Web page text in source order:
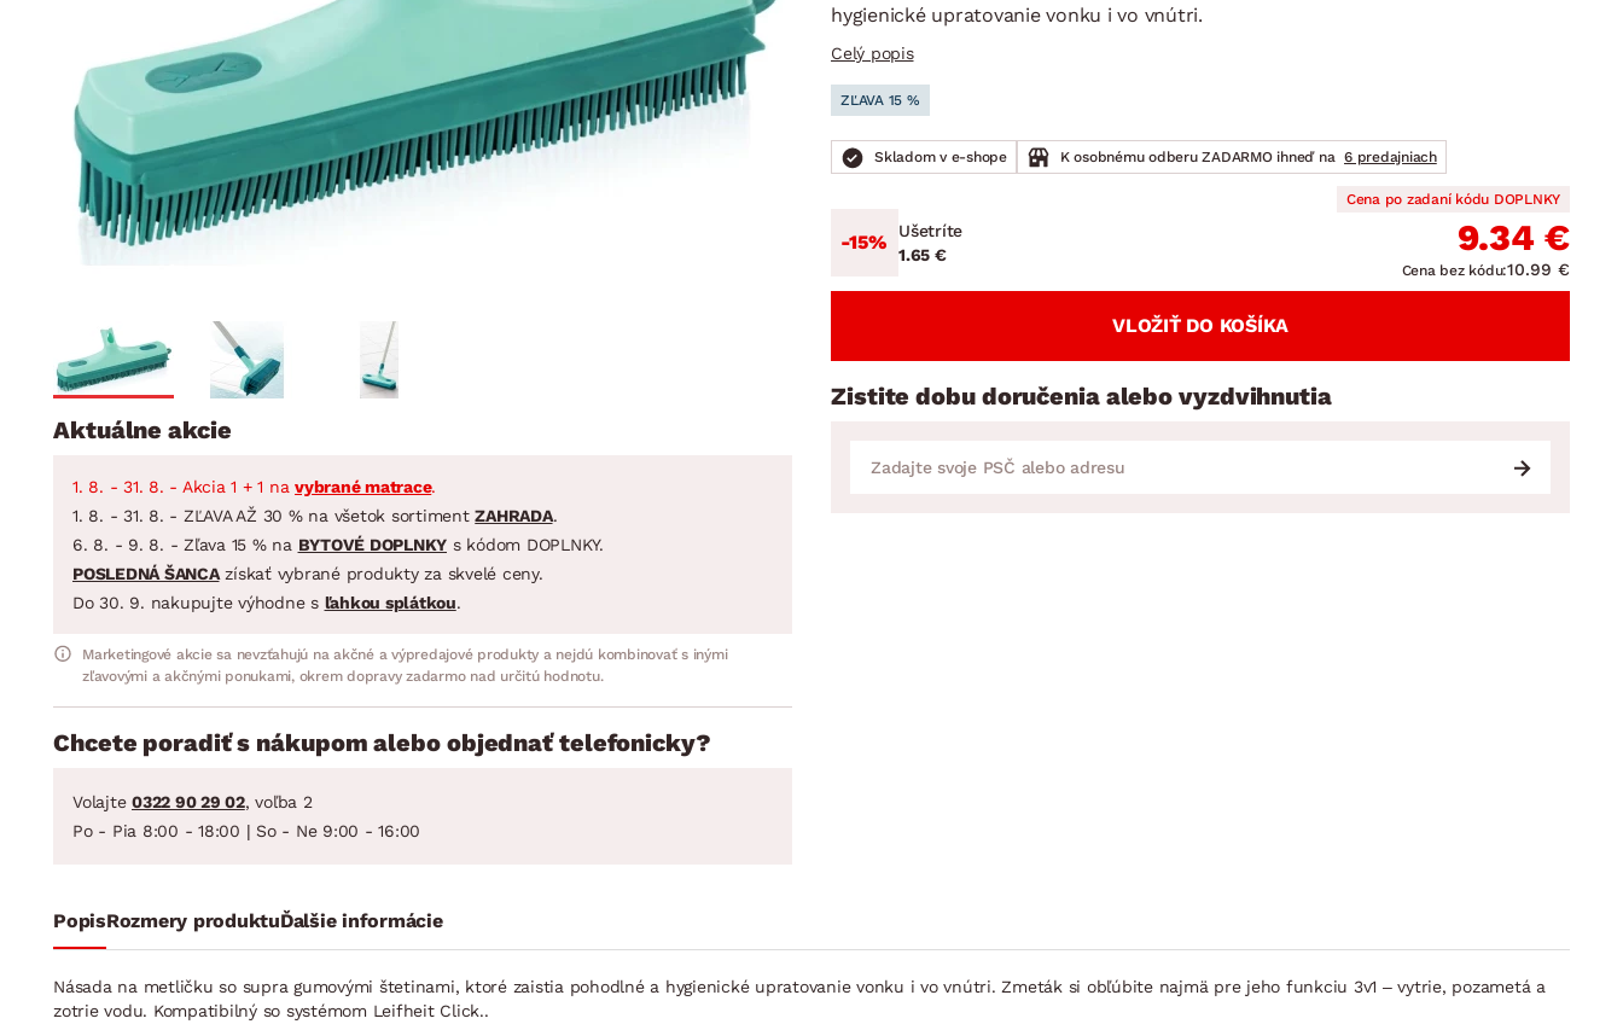
Detská izba
Predsieň, šatník a chodba
Kuchyňa
Kúpeľňa
Záhrada
Vankúše
Koberce
Závesy a žalúzie
Zobrazit vše
STOLOVANIE A VARENIE
Príbory
Panvice
DOMÁCE SPOTREBIČE ZÁHRADNÉ DOPLNKY
Jedálenské zostavy
Záhradné zostavy
Záhradné doplnky
hygienické upratovanie vonku i vo vnútri.
Celý popis
ZĽAVA 15 %
Skladom v e-shope K osobnému odberu ZADARMO ihneď na 6 predajniach
-15%
Ušetríte
1.65 €
Cena po zadaní kódu DOPLNKY
9.34 €
Cena bez kódu:10.99 €
VLOŽIŤ DO KOŠÍKA
Zistite dobu doručenia alebo vyzdvihnutia
Aktuálne akcie
1. 8. - 31. 8. - Akcia 1 + 1 na vybrané matrace.
1. 8. - 31. 8. - ZĽAVA AŽ 30 % na všetok sortimentZAHRADA.
6. 8. - 9. 8. - Zľava 15 % na BYTOVÉ DOPLNKY s kódom DOPLNKY.
POSLEDNÁ ŠANCAzískať vybrané produkty za skvelé ceny.
Do 30. 9. nakupujte výhodne s ľahkou splátkou.
Marketingové akcie sa nevzťahujú na akčné a výpredajové produkty a nejdú kombinovať s inými
zľavovými a akčnými ponukami, okrem dopravy zadarmo nad určitú hodnotu.
Chcete poradiť s nákupom alebo objednať telefonicky?
Volajte 0322 90 29 02, voľba 2
Po - Pia 8:00 - 18:00 | So - Ne 9:00 - 16:00
PopisRozmery produktuĎalšie informácie
Násada na metličku so supra gumovými štetinami, ktoré zaistia pohodlné a hygienické upratovanie vonku i vo vnútri. Zmeták si obľúbite najmä pre jeho funkciu 3v1 – vytrie, pozametá a
zotrie vodu. Kompatibilný so systémom Leifheit Click..